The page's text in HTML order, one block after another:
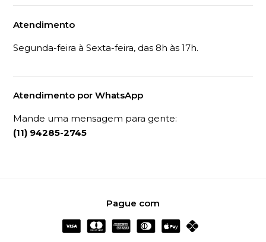
Atendimento
Segunda-feira à Sexta-feira, das 8h às 17h.
Atendimento por WhatsApp
Mande uma mensagem para gente:
(11) 94285-2745
Pague com